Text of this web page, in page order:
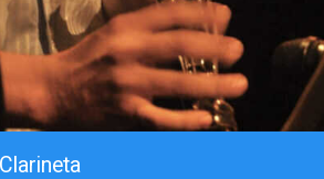
Clarineta